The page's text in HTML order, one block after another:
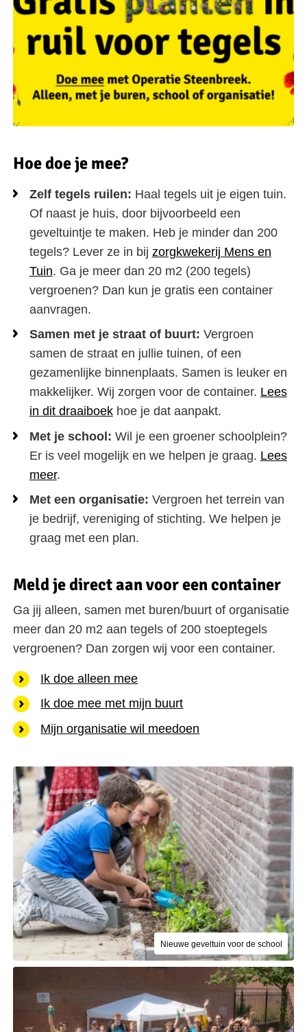
Hoe doe je mee?
Zelf tegels ruilen: Haal tegels uit je eigen tuin.
Of naast je huis, door bijvoorbeeld een
geveltuintje te maken. Heb je minder dan 200
tegels? Lever ze in bij zorgkwekerij Mens en
Tuin. Ga je meer dan 20 m2 (200 tegels)
vergroenen? Dan kun je gratis een container
aanvragen.
Samen met je straat of buurt: Vergroen
samen de straat en jullie tuinen, of een
gezamenlijke binnenplaats. Samen is leuker en
makkelijker. Wij zorgen voor de container. Lees
in dit draaiboekhoe je dat aanpakt.
Met je school: Wil je een groener schoolplein?
Er is veel mogelijk en we helpen je graag. Lees
meer.
Met een organisatie: Vergroen het terrein van
je bedrijf, vereniging of stichting. We helpen je
graag met een plan.
Meld je direct aan voor een container
Ga jij alleen, samen met buren/buurt of organisatie
meer dan 20 m2 aan tegels of 200 stoeptegels
vergroenen? Dan zorgen wij voor een container.
Ik doe alleen mee
Ik doe mee met mijn buurt
Mijn organisatie wil meedoen
Nieuwe geveltuin voor de school